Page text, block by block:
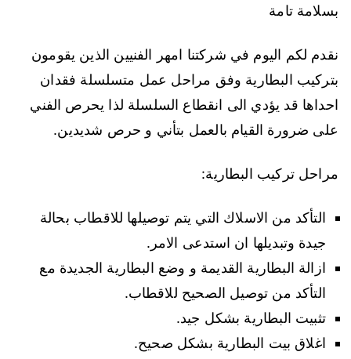
بسلامة تامة
نقدم لكم اليوم في شركتنا امهر الفنيين الذين يقومون
بتركيب البطارية وفق مراحل عمل متسلسلة فقدان
احداها قد يؤدي الى انقطاع السلسلة لذا يحرص الفني
على ضرورة القيام بالعمل بتأني و حرص شديدين.
مراحل تركيب البطارية:
التأكد من الاسلاك التي يتم توصيلها للاقطاب بحالة
جيدة وتبديلها ان استدعى الامر.
ازالة البطارية القديمة و وضع البطارية الجديدة مع
التأكد من توصيل الصحيح للاقطاب.
تثبيت البطارية بشكل جيد.
اغلاق بيت البطارية بشكل صحيح.